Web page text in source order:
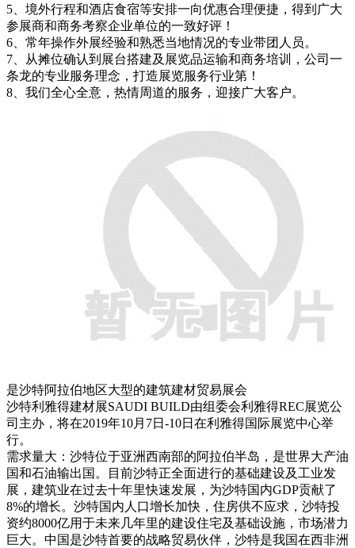
5、境外行程和酒店食宿等安排一向优惠合理便捷，得到广大
参展商和商务考察企业单位的一致好评！
6、常年操作外展经验和熟悉当地情况的专业带团人员。
7、从摊位确认到展台搭建及展览品运输和商务培训，公司一
条龙的专业服务理念，打造展览服务行业第！
8、我们全心全意，热情周道的服务，迎接广大客户。
是沙特阿拉伯地区大型的建筑建材贸易展会
沙特利雅得建材展SAUDI BUILD由组委会利雅得REC展览公
司主办，将在2019年10月7日-10日在利雅得国际展览中心举
行。
需求量大：沙特位于亚洲西南部的阿拉伯半岛，是世界大产油
国和石油输出国。目前沙特正全面进行的基础建设及工业发
展，建筑业在过去十年里快速发展，为沙特国内GDP贡献了
8%的增长。沙特国内人口增长加快，住房供不应求，沙特投
资约8000亿用于未来几年里的建设住宅及基础设施，市场潜力
巨大。中国是沙特首要的战略贸易伙伴，沙特是我国在西非洲